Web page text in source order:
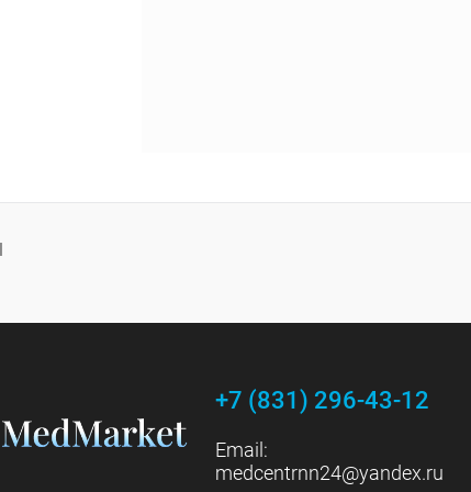
+7 (831) 296-43-12
Email:
medcentrnn24@yandex.ru